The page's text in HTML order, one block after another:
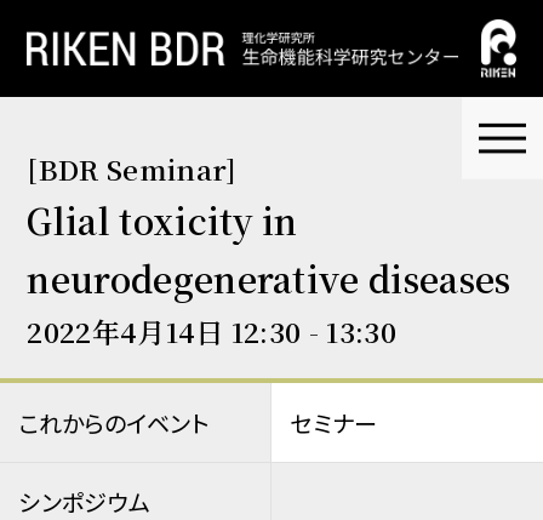
[BDR Seminar]
Glial toxicity in
neurodegenerative diseases
2022年4月14日 12:30 - 13:30
これからのイベント セミナー
シンポジウム